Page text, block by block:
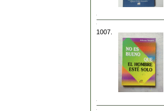
1007.